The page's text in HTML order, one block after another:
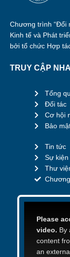
Chương trình “Đổi
Kinh tế và Phát
bởi tổ chức Hợp
TRUY CẬP
Tổng
Đối tác
Cơ hội
Bảo
Tin tức
Sự kiện
Thư
Please
video. By
content
an